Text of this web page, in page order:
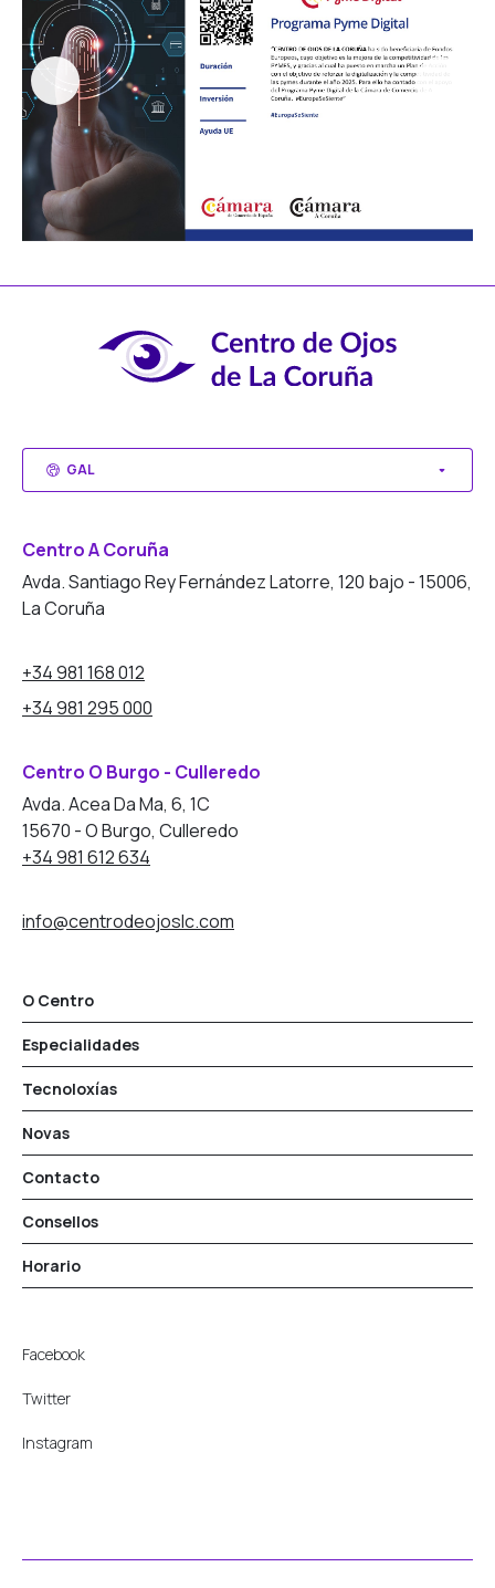
GAL
Centro A Coruña
Avda. Santiago Rey Fernández Latorre, 120 bajo - 15006,
La Coruña
+34 981 168 012
+34 981 295 000
info@centrodeojoslc.com
Centro O Burgo - Culleredo
Avda. Acea Da Ma, 6, 1C
15670 - O Burgo, Culleredo
+34 981 612 634
O Centro
Especialidades
Tecnoloxías
Novas
Contacto
Consellos
Horario
Facebook
Twitter
Instagram